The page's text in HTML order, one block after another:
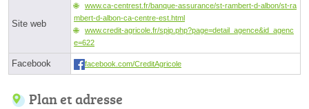
Site web
www.ca-centrest.fr/banque-assurance/st-rambert-d-albon/st-ra
mbert-d-albon-ca-centre-est.html
www.credit-agricole.fr/spip.php?page=detail_agence&id_agenc
e=622
Facebook facebook.com/CreditAgricole
Plan et adresse